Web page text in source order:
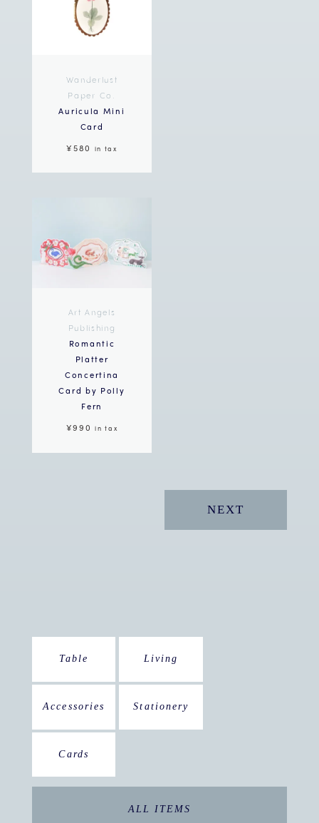
Wanderlust
Paper Co.
Auricula Mini
Card
¥580
in tax
Art Angels
Publishing
Romantic
Platter
Concertina
Card by Polly
Fern
¥990in tax
NEXT
Table Living
Accessories Stationery
Cards
ALL ITEMS